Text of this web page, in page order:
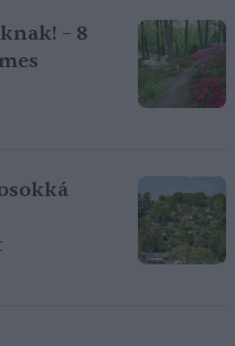
– 8